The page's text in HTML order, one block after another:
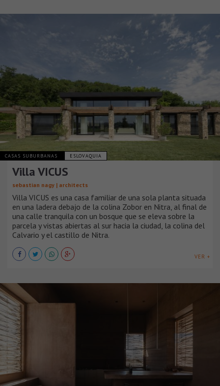
CASAS SUBURBANAS ESLOVAQUIA
Villa VICUS
sebastian nagy | architects
Villa VICUS es una casa familiar de una sola planta situada
en una ladera debajo de la colina Zobor en Nitra, al final de
una calle tranquila con un bosque que se eleva sobre la
parcela y vistas abiertas al sur hacia la ciudad, la colina del
Calvario y el castillo de Nitra.
VER +